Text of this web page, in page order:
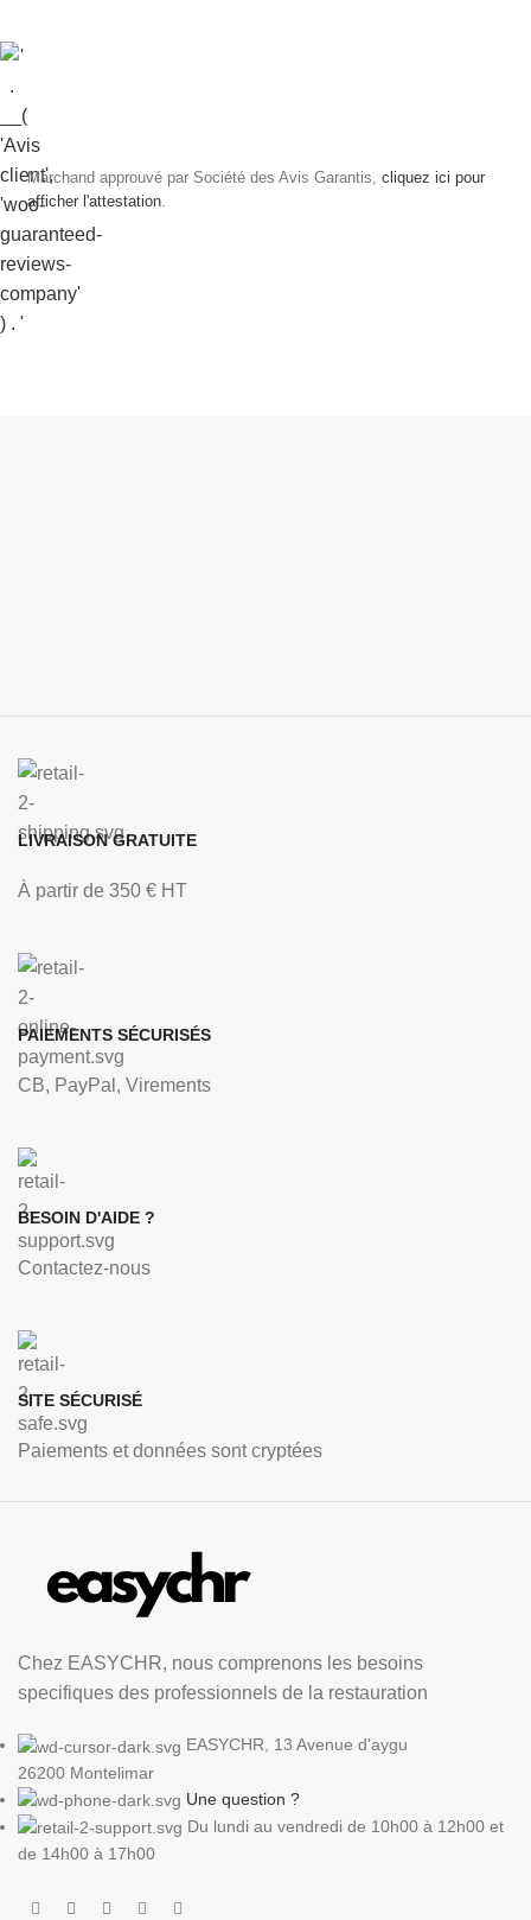
Marchand approuvé par Société des Avis Garantis, cliquez ici pour
afficher l'attestation
LIVRAISON GRATUITE
À partir de 350 € HT
PAIEMENTS SÉCURISÉS
CB, PayPal, Virements
BESOIN D'AIDE ?
Contactez-nous
SITE SÉCURISÉ
Paiements et données sont cryptées
Chez EASYCHR, nous comprenons les besoins
specifiques des professionnels de la restauration
EASYCHR, 13 Avenue d'aygu
26200 Montelimar
Une question ?
Du lundi au vendredi de 10h00 à 12h00 et
de 14h00 à 17h00